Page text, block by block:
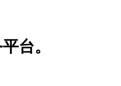
台。